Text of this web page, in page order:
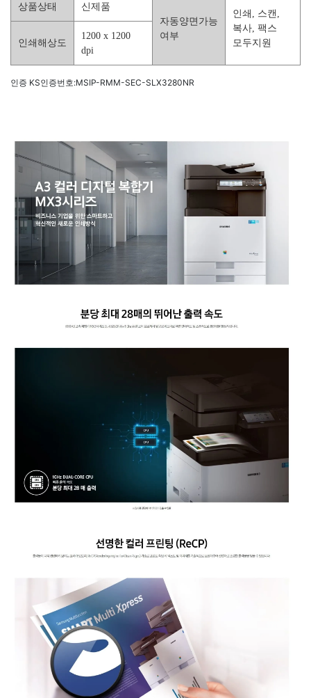
상품상태
신제품
자동양면가능
여부
인쇄, 스캔,
복사, 팩스
모두지원
인쇄해상도
1200 x 1200
dpi
인증 KS인증번호:MSIP-RMM-SEC-SLX3280NR